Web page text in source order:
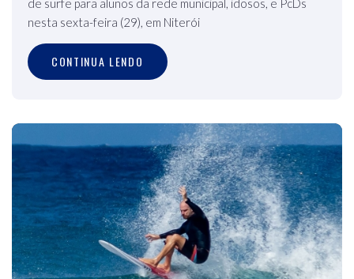
de surfe para alunos da rede municipal, idosos, e PcDs
nesta sexta-feira (29), em Niterói
CONTINUA LENDO